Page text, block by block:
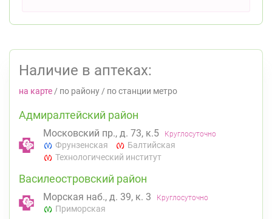
Наличие в аптеках:
на карте / по району / по станции метро
Адмиралтейский район
Московский пр., д. 73, к.5 Круглосуточно
Фрунзенская
Балтийская
Технологический институт
Василеостровский район
Морская наб., д. 39, к. 3 Круглосуточно
Приморская